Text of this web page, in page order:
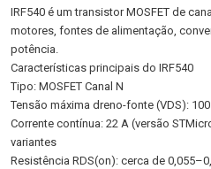
IRF540 é um transistor MOSFET de
motores, fontes de alimentação,
potência.
Características principais do IRF540
Tipo: MOSFET Canal N
Tensão máxima dreno-fonte (VDS):
Corrente contínua: 22 A (versão
variantes
Resistência RDS(on): cerca de